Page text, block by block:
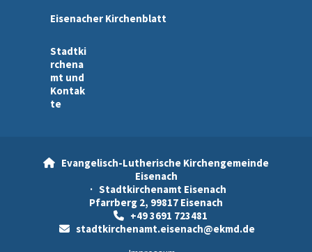
Eisenacher Kirchenblatt
Stadtki
rchena
mt und
Kontak
te

Evangelisch-Lutherische Kirchengemeinde
Eisenach
· Stadtkirchenamt Eisenach
Pfarrberg 2, 99817 Eisenach
+49 3691 723481
 stadtkirchenamt.eisenach@ekmd.de